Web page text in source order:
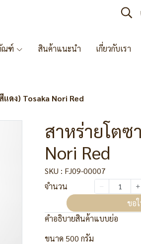
ณฑ์ สินค้าแนะนำ เกี่ยวกับเรา
ดง) Tosaka Nori Red
สาหร่ายโตซ
Nori Red
SKU : FJ09-00007
จำนวน
ขอ
คำอธิบายสินค้าแบบย่อ
ขนาด 500 กรัม